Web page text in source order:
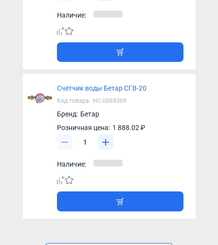
Наличие:
Счетчик воды Бетар СГВ-20
Код товара: НС-0069309
Бренд: Бетар
Розничная цена: 1 888.02 ₽
Наличие: